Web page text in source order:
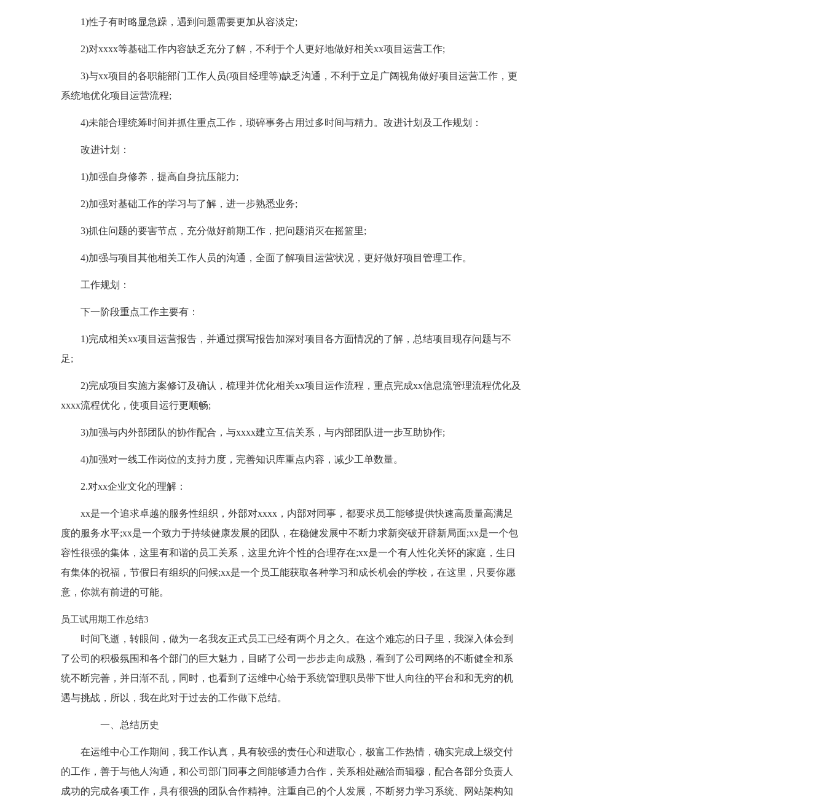
1)性子有时略显急躁，遇到问题需要更加从容淡定;
2)对xxxx等基础工作内容缺乏充分了解，不利于个人更好地做好相关xx项目运营工作;
3)与xx项目的各职能部门工作人员(项目经理等)缺乏沟通，不利于立足广阔视角做好项目运营工作，更
系统地优化项目运营流程;
4)未能合理统筹时间并抓住重点工作，琐碎事务占用过多时间与精力。改进计划及工作规划：
改进计划：
1)加强自身修养，提高自身抗压能力;
2)加强对基础工作的学习与了解，进一步熟悉业务;
3)抓住问题的要害节点，充分做好前期工作，把问题消灭在摇篮里;
4)加强与项目其他相关工作人员的沟通，全面了解项目运营状况，更好做好项目管理工作。
工作规划：
下一阶段重点工作主要有：
1)完成相关xx项目运营报告，并通过撰写报告加深对项目各方面情况的了解，总结项目现存问题与不
足;
2)完成项目实施方案修订及确认，梳理并优化相关xx项目运作流程，重点完成xx信息流管理流程优化及
xxxx流程优化，使项目运行更顺畅;
3)加强与内外部团队的协作配合，与xxxx建立互信关系，与内部团队进一步互助协作;
4)加强对一线工作岗位的支持力度，完善知识库重点内容，减少工单数量。
2.对xx企业文化的理解：
xx是一个追求卓越的服务性组织，外部对xxxx，内部对同事，都要求员工能够提供快速高质量高满足
度的服务水平;xx是一个致力于持续健康发展的团队，在稳健发展中不断力求新突破开辟新局面;xx是一个包
容性很强的集体，这里有和谐的员工关系，这里允许个性的合理存在;xx是一个有人性化关怀的家庭，生日
有集体的祝福，节假日有组织的问候;xx是一个员工能获取各种学习和成长机会的学校，在这里，只要你愿
意，你就有前进的可能。
员工试用期工作总结3
时间飞逝，转眼间，做为一名我友正式员工已经有两个月之久。在这个难忘的日子里，我深入体会到
了公司的积极氛围和各个部门的巨大魅力，目睹了公司一步步走向成熟，看到了公司网络的不断健全和系
统不断完善，并日渐不乱，同时，也看到了运维中心给于系统管理职员带下世人向往的平台和和无穷的机
遇与挑战，所以，我在此对于过去的工作做下总结。
一、总结历史
在运维中心工作期间，我工作认真，具有较强的责任心和进取心，极富工作热情，确实完成上级交付
的工作，善于与他人沟通，和公司部门同事之间能够通力合作，关系相处融洽而辑穆，配合各部分负责人
成功的完成各项工作，具有很强的团队合作精神。注重自己的个人发展，不断努力学习系统、网站架构知